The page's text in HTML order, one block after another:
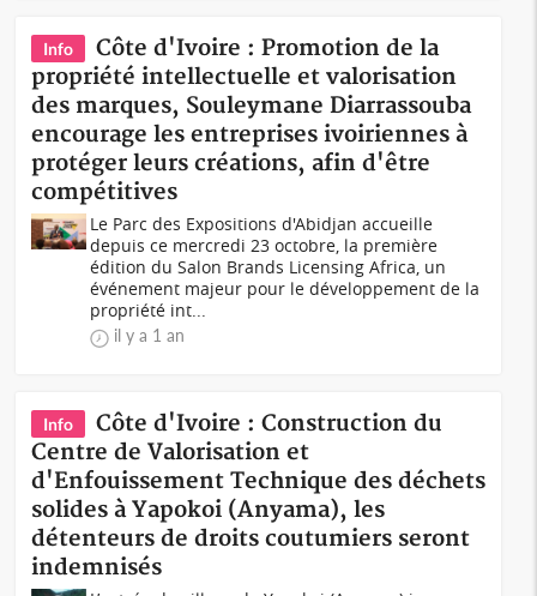
Info
Côte d'Ivoire : Promotion de la
propriété intellectuelle et valorisation
des marques, Souleymane Diarrassouba
encourage les entreprises ivoiriennes à
protéger leurs créations, afin d'être
compétitives
Le Parc des Expositions d'Abidjan accueille
depuis ce mercredi 23 octobre, la première
édition du Salon Brands Licensing Africa, un
événement majeur pour le développement de la
propriété int...
il y a 1 an
Info
Côte d'Ivoire : Construction du
Centre de Valorisation et
d'Enfouissement Technique des déchets
solides à Yapokoi (Anyama), les
détenteurs de droits coutumiers seront
indemnisés